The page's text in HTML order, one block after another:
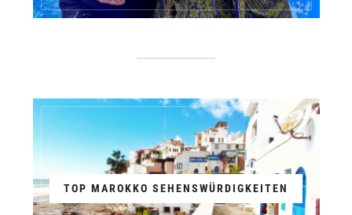
TOP MAROKKO SEHENSWÜRDIGKEITEN